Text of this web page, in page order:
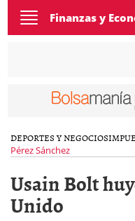
Toggle
navigation
Finanzas y
DEPORTES Y NEGOCIOS
Pérez Sánchez
Usain Bolt
Unido